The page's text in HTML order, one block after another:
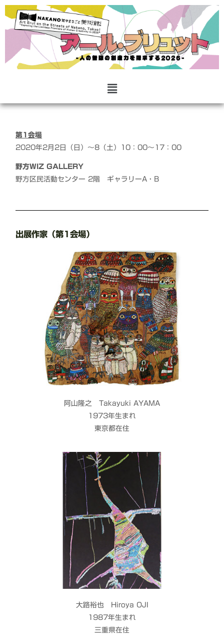
第1会場
2020年2月2日（日）～8（土）10：00～17：00
野方WIZ GALLERY
野方区民活動センター 2階 ギャラリーA・B
出展作家（第1会場）
阿山隆之 Takayuki AYAMA
1973年生まれ
東京都在住
大路裕也 Hiroya OJI
1987年生まれ
三重県在住